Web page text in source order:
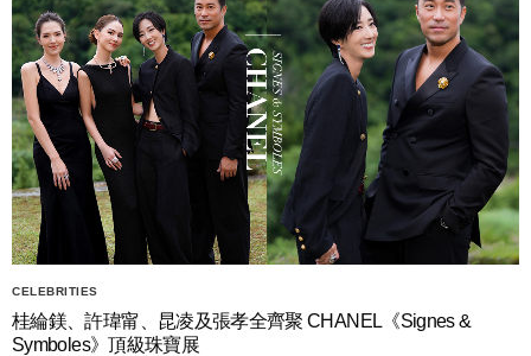
CELEBRITIES
桂綸鎂、許瑋甯、昆凌及張孝全齊聚 CHANEL《Signes &
Symboles》頂級珠寶展